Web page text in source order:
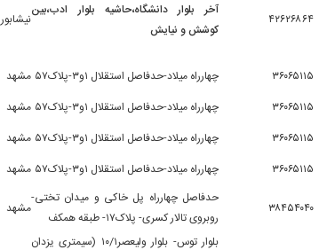
۴۲۶۲۶۸۶۴
آخر بلوار دانشگاه،حاشیه بلوار ادب،بین
کوشش و نیایش
نیشابور
۳۶۰۶۵۱۱۵ چهارراه میلاد-حدفاصل استقلال ۱و۳-پلاک۵۷ مشهد
۳۶۰۶۵۱۱۵ چهارراه میلاد-حدفاصل استقلال ۱و۳-پلاک۵۷ مشهد
۳۶۰۶۵۱۱۵ چهارراه میلاد-حدفاصل استقلال ۱و۳-پلاک۵۷ مشهد
۳۶۰۶۵۱۱۵ چهارراه میلاد-حدفاصل استقلال ۱و۳-پلاک۵۷ مشهد
۳۸۴۵۴۰۴۰
حدفاصل چهارراه پل خاکی و میدان تختی-
روبروی تالار کسری- پلاک۱۷- طبقه همکف
مشهد
بلوار توس- بلوار ولیعصر۱۰/۱ (سیمتری یزدان